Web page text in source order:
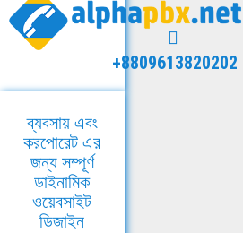
+8809613820202
ব্যবসায় এবং
করপোরেট এর
জন্য সম্পূর্ণ
ডাইনামিক
ওয়েবসাইট
ডিজাইন